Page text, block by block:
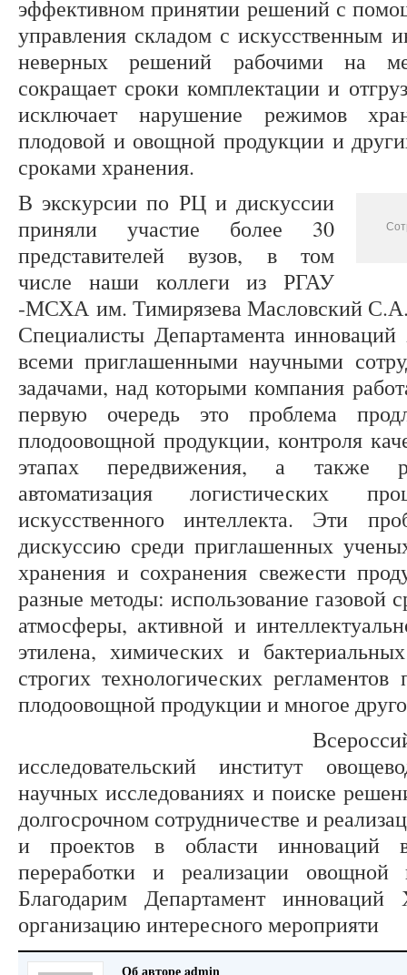
эффективном принятии решений с
управления складом с искусственным
неверных решений рабочими на
сокращает сроки комплектации и
исключает нарушение режимов
плодовой и овощной продукции и
сроками хранения.
В экскурсии по РЦ и дискуссии
приняли участие более 30
представителей вузов, в том
числе наши коллеги из РГАУ
-МСХА им. Тимирязева Масловский
Специалисты Департамента
всеми приглашенными научными
задачами, над которыми компания
первую очередь это проблема
плодоовощной продукции, контроля
этапах передвижения, а также
автоматизация логистических
искусственного интеллекта. Эти
дискуссию среди приглашенных
хранения и сохранения свежести
разные методы: использование газовой
атмосферы, активной и
этилена, химических и
строгих технологических регламентов
плодоовощной продукции и многое
исследовательский институт
научных исследованиях и поиске
долгосрочном сотрудничестве и
и проектов в области инноваций
переработки и реализации
Благодарим Департамент
организацию интересного мероприяти
Об авторе admin